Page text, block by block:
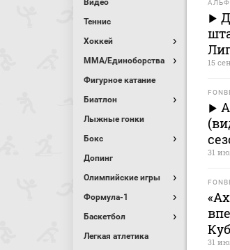
Видео
Теннис
Хоккей
MMA/Единоборства
Фигурное катание
Биатлон
Лыжные гонки
Бокс
Допинг
Олимпийские игры
Формула-1
Баскетбол
Легкая атлетика
15
31
31